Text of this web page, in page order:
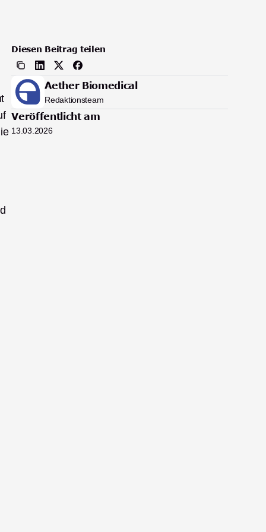
Diesen Beitrag teilen
Aether Biomedical
Redaktionsteam
Veröffentlicht am
13.03.2026